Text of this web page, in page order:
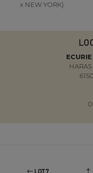
x NEW YORK)